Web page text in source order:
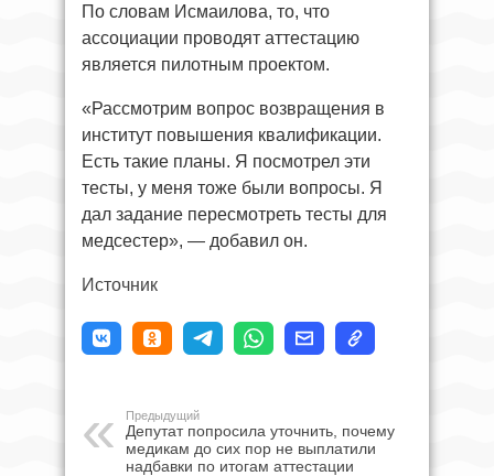
По словам Исмаилова, то, что
ассоциации проводят аттестацию
является пилотным проектом.
«Рассмотрим вопрос возвращения в
институт повышения квалификации.
Есть такие планы. Я посмотрел эти
тесты, у меня тоже были вопросы. Я
дал задание пересмотреть тесты для
медсестер», — добавил он.
Источник
Предыдущий
Депутат попросила уточнить, почему
медикам до сих пор не выплатили
надбавки по итогам аттестации